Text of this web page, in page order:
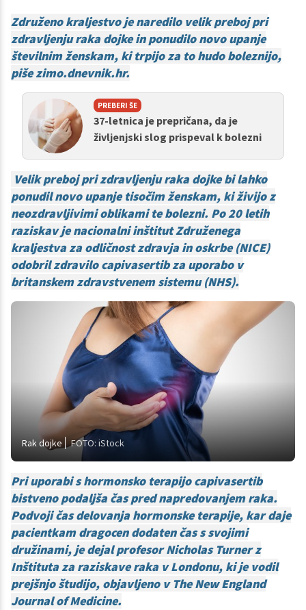
Združeno kraljestvo je naredilo velik preboj pri
zdravljenju raka dojke in ponudilo novo upanje
številnim ženskam, ki trpijo za to hudo boleznijo,
piše zimo.dnevnik.hr.
PREBERI ŠE
37-letnica je prepričana, da je
življenjski slog prispeval k bolezni
Velik preboj pri zdravljenju raka dojke bi lahko
ponudil novo upanje tisočim ženskam, ki živijo z
neozdravljivimi oblikami te bolezni. Po 20 letih
raziskav je nacionalni inštitut Združenega
kraljestva za odličnost zdravja in oskrbe (NICE)
odobril zdravilo capivasertib za uporabo v
britanskem zdravstvenem sistemu (NHS).
Rak dojke FOTO: iStock
Pri uporabi s hormonsko terapijo capivasertib
bistveno podaljša čas pred napredovanjem raka.
Podvoji čas delovanja hormonske terapije, kar daje
pacientkam dragocen dodaten čas s svojimi
družinami, je dejal profesor Nicholas Turner z
Inštituta za raziskave raka v Londonu, ki je vodil
prejšnjo študijo, objavljeno v The New England
Journal of Medicine.